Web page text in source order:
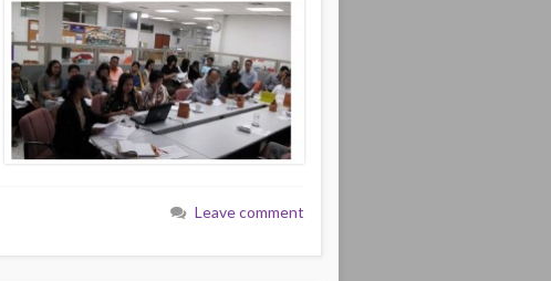
Leave comment